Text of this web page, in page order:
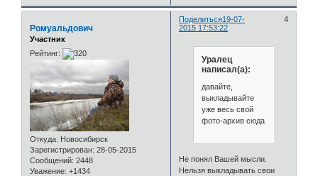
Поделиться 4
19-07-
2015 17:53:22
Ромуальдович
Участник
Рейтинг:
Откуда: Новосибирск
Зарегистрирован: 28-05-2015
Сообщений: 2448
Уважение: +1434
Уралец
написал(а):
давайте,
выкладывайте
уже весь свой
фото-архив сюда
Не понял Вашей мысли.
Нельзя выкладывать свои